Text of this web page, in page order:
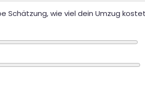
Schätzung, wie viel dein Umzug